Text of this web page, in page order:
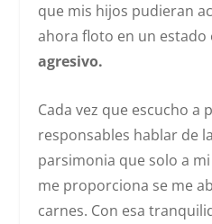
que mis hijos pudieran
ahora floto en un
agresivo.
Cada vez que escucho a
responsables hablar de
parsimonia que solo a
me proporciona se me
carnes. Con esa